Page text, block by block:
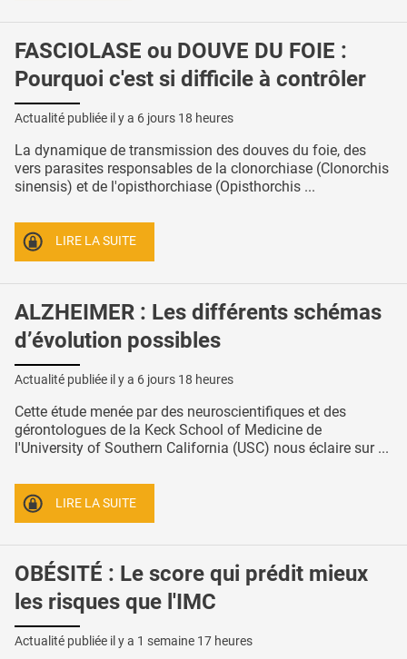
FASCIOLASE ou DOUVE DU FOIE :
Pourquoi c'est si difficile à contrôler
Actualité publiée il y a 6 jours 18 heures
La dynamique de transmission des douves du foie, des
vers parasites responsables de la clonorchiase (Clonorchis
sinensis) et de l'opisthorchiase (Opisthorchis ...
LIRE LA SUITE
ALZHEIMER : Les différents schémas
d’évolution possibles
Actualité publiée il y a 6 jours 18 heures
Cette étude menée par des neuroscientifiques et des
gérontologues de la Keck School of Medicine de
l'University of Southern California (USC) nous éclaire sur ...
LIRE LA SUITE
OBÉSITÉ : Le score qui prédit mieux
les risques que l'IMC
Actualité publiée il y a 1 semaine 17 heures